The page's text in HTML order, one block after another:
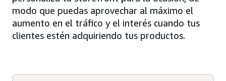
modo que puedas aprovechar al máximo el
aumento en el tráfico y el interés cuando tus
clientes estén adquiriendo tus productos.